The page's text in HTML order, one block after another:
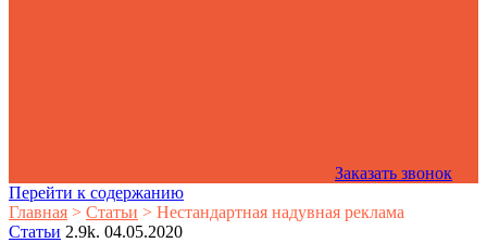
Заказать звонок
Перейти к содержанию
Главная > Статьи > Нестандартная надувная реклама
Статьи 2.9k. 04.05.2020